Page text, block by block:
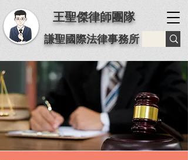
王聖傑律師團隊
謙聖國際法律事務所